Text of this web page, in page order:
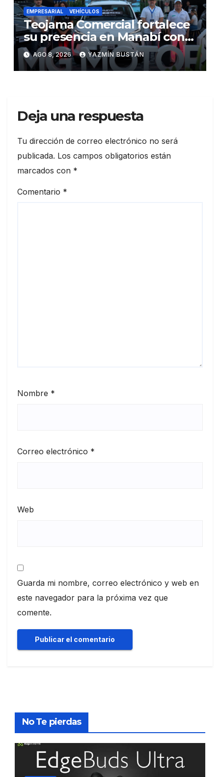
EMPRESARIAL VEHÍCULOS
Teojama Comercial fortalece
su presencia en Manabí con
una apuesta por la movilidad
híbrida y eléctrica durante
ExpoAuto del Pacífico 2026
AGO 8, 2026 YAZMÍN BUSTÁN
Deja una respuesta
Tu dirección de correo electrónico no será
publicada. Los campos obligatorios están
marcados con *
Comentario *
Nombre *
Correo electrónico *
Web
Guarda mi nombre, correo electrónico y web en
este navegador para la próxima vez que
comente.
No Te pierdas